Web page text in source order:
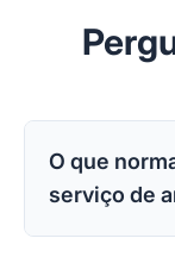
O que
serviço de